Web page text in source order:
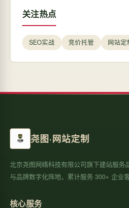
关注热点
SEO实战 竞价托管 网站定
尧图·网站定制
北京尧图网络科技有限公司旗下建站服务
与品牌数字化阵地，累计服务 300+ 企业客
核心服务